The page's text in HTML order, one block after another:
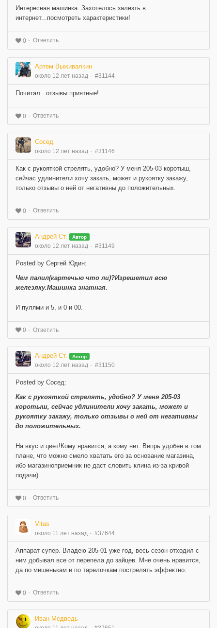
Интересная машинка. Захотелось залезть в
интернет...посмотреть характеристики!
0 Ответить
Артем Выживалкин
около 12 лет назад #31144
Почитал...отзывы приятные!
0 Ответить
Сосед
около 12 лет назад #31146
Как с рукояткой стрелять, удобно? У меня 205-03 коротыш,
сейчас удлинители хочу закать, может и рукоятку закажу,
только отзывы о ней от негативны до положительных.
0 Ответить
Андрей Ст. Автор
около 12 лет назад #31149
Posted by Сергей Юдин:
Чем палил(картечью что ли)?Изрешетил всю
железяку.Машинка знатная.
И пулями и 5, и 0 и 00.
0 Ответить
Андрей Ст. Автор
около 12 лет назад #31150
Posted by Сосед:
Как с рукояткой стрелять, удобно? У меня 205-03
коротыш, сейчас удлинители хочу закать, может и
рукоятку закажу, только отзывы о ней от негативны
до положительных.
На вкус и цвет!Кому нравится, а кому нет. Вепрь удобен в том
плане, что можно смело хватать его за основание магазина,
ибо магазиноприемник не даст словить клина из-за кривой
подачи)
0 Ответить
Vitas
около 11 лет назад #37644
Аппарат супер. Владею 205-01 уже год, весь сезон отходил с
ним добывал все от перепела до зайцев. Мне очень нравится,
да по мишенькам и по тарелочкам пострелять эффектно.
0 Ответить
Иван Медведь